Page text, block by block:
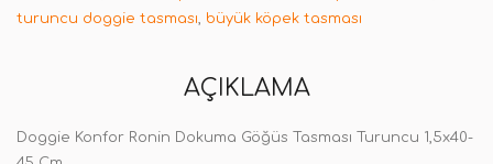
turuncu doggie tasması, büyük köpek tasması
AÇIKLAMA
Doggie Konfor Ronin Dokuma Göğüs Tasması Turuncu 1,5x40-